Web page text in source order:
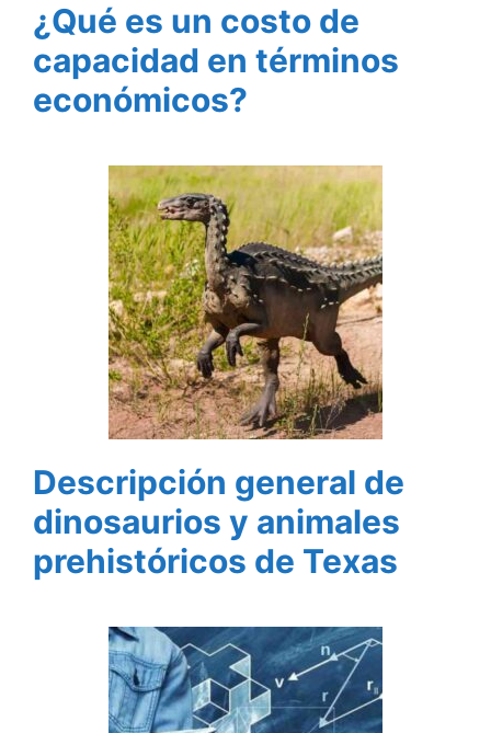
¿Qué es un costo de
capacidad en términos
económicos?
Descripción general de
dinosaurios y animales
prehistóricos de Texas